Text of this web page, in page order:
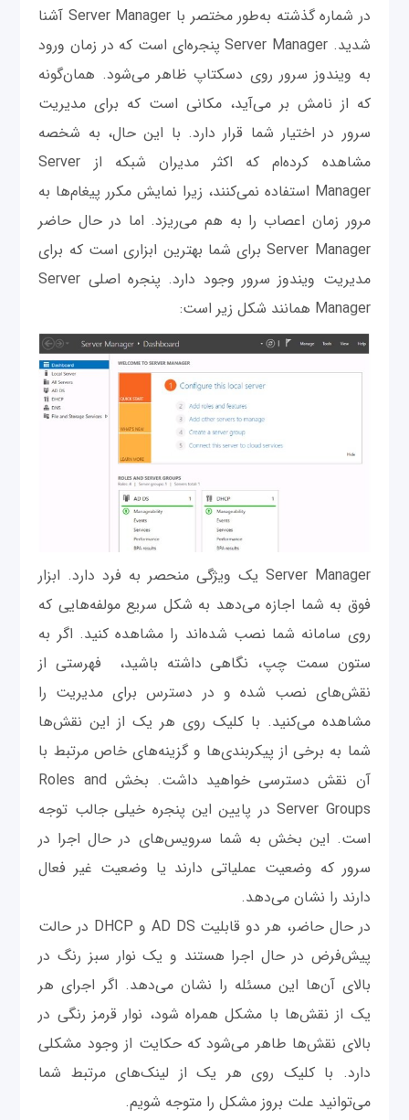
در شماره گذشته به‌طور مختصر با Server Manager آشنا
شدید. Server Manager پنجره‌ای است که در زمان ورود
به ویندوز سرور روی دسکتاپ ظاهر می‌شود. همان‌گونه
که از نامش بر می‌آید، مکانی است که برای مدیریت
سرور در اختیار شما قرار دارد. با این حال، به شخصه
مشاهده کرده‌ام که اکثر مدیران شبکه از Server
Manager استفاده نمی‌کنند، زیرا نمایش مکرر پیغام‌ها به
مرور زمان اعصاب را به هم می‌ریزد. اما در حال حاضر
Server Manager برای شما بهترین ابزاری است که برای
مدیریت ویندوز سرور وجود دارد. پنجره اصلی Server
Manager همانند شکل زیر است:
Server Manager یک ویژگی منحصر به فرد دارد. ابزار
فوق به شما اجازه می‌دهد به شکل سریع مولفه‌هایی که
روی سامانه شما نصب شده‌اند را مشاهده کنید. اگر به
ستون سمت چپ، نگاهی داشته باشید، فهرستی از
نقش‌های نصب شده و در دسترس برای مدیریت را
مشاهده می‌کنید. با کلیک روی هر یک از این نقش‌ها
شما به برخی از پیکربندی‌ها و گزینه‌های خاص مرتبط با
آن نقش دسترسی خواهید داشت. بخش Roles and
Server Groups در پایین این پنجره خیلی جالب توجه
است. این بخش به شما سرویس‌های در حال اجرا در
سرور که وضعیت عملیاتی دارند یا وضعیت غیر فعال
دارند را نشان می‌دهد.
در حال حاضر، هر دو قابلیت AD DS و DHCP در حالت
پیش‌فرض در حال اجرا هستند و یک نوار سبز رنگ در
بالای آن‌ها این مسئله را نشان می‌دهد. اگر اجرای هر
یک از نقش‌ها با مشکل همراه شود، نوار قرمز رنگی در
بالای نقش‌ها طاهر می‌شود که حکایت از وجود مشکلی
دارد. با کلیک روی هر یک از لینک‌های مرتبط شما
می‌توانید علت بروز مشکل را متوجه شویم.